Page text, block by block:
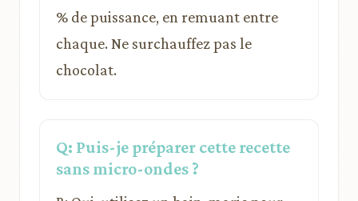
% de puissance, en remuant entre
chaque. Ne surchauffez pas le
chocolat.
Q: Puis-je préparer cette recette
sans micro-ondes ?